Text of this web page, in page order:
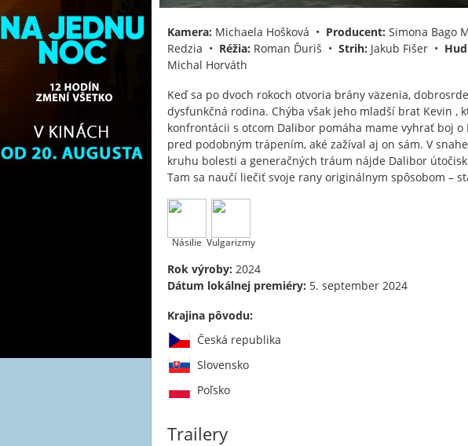
Kamera: Michaela Hošková • Producent: Simona Bago
Redzia • Réžia: Roman Ďuriš • Strih: Jakub Fišer •
Michal Horváth
Keď sa po dvoch rokoch otvoria brány väzenia,
dysfunkčná rodina. Chýba však jeho mladší brat Kevin ,
konfrontácii s otcom Dalibor pomáha mame vyhrať boj
pred podobným trápením, aké zažíval aj on sám. V
kruhu bolesti a generačných tráum nájde Dalibor
Tam sa naučí liečiť svoje rany originálnym spôsobom –
Násilie Vulgarizmy
Rok výroby: 2024
Dátum lokálnej premiéry: 5. september 2024
Krajina pôvodu:
Česká republika
Slovensko
Poľsko
Trailery